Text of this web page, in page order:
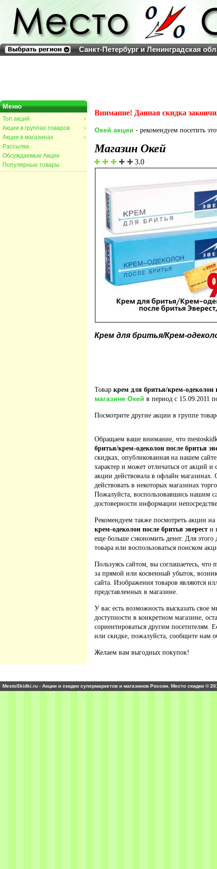
Санкт-Петербург и Ленинградская
Меню
>
Топ акций
>
Акции в группах товаров
>
Акции в магазинах
Рассылка
Обсуждаемые Акции
Популярные товары
Внимание! Данная скидка
Окей акции - рекомендуем посетить
Магазин Окей
3.0
Крем для бритья/Крем-
Товар крем для бритья/крем-одеколон
магазине Окей в период с 15.09.2011
Посмотрите другие акции в группе
Обращаем ваше внимание, что
бритья/крем-одеколон после бритья
скидках, опубликованная на нашем
характер и может отличаться от акций и
акции действовала в офлайн магазинах.
действовать в некоторых магазинах
Пожалуйста, воспользовавшись нашим
достоверности информации
Рекомендуем также посмотреть акции
крем-одеколон после бритья эверест и
еще больше сэкономить денег. Для
товара или воспользоваться поиском
Пользуясь сайтом, вы соглашаетесь, что
за прямой или косвенный убыток,
сайта. Изображения товаров являются
представленных в магазине.
У вас есть возможность высказать свое
доступности в конкретном магазине,
сориентироваться другим
или скидке, пожалуйста, сообщите нам
Желаем вам выгодных покупок!
MestoSkidki.ru - Акции и скидки супермаркетов и магазинов России. Место скидки ©